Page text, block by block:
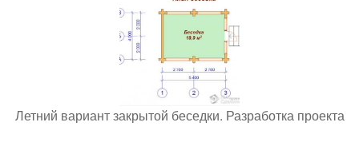
Летний вариант закрытой беседки. Разработка проекта